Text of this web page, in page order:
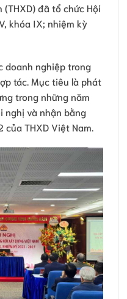
đã tổ chức Hội
khóa IX; nhiệm kỳ
doanh nghiệp trong
tác. Mục tiêu là phát
trong những năm
nghị và nhận bằng
THXD Việt Nam.